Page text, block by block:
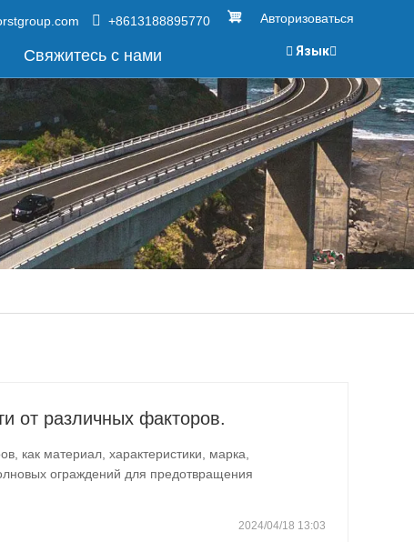
Авторизоваться
+8613188895770
Свяжитесь с нами Язык
от различных факторов.
как материал, характеристики, марка,
ограждений для предотвращения
2024/04/18 13:03